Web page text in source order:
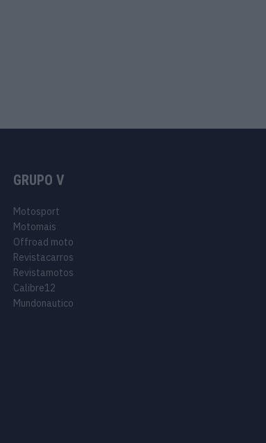
GRUPO V
Motosport
Motomais
Offroad moto
Revistacarros
Revistamotos
Calibre12
Mundonautico